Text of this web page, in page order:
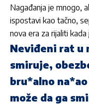
Nagađanja je mnogo,
ispostavi kao tačno,
nova era za rijaliti
Neviđeni rat u
smiruje,
bru*alno
može da ga